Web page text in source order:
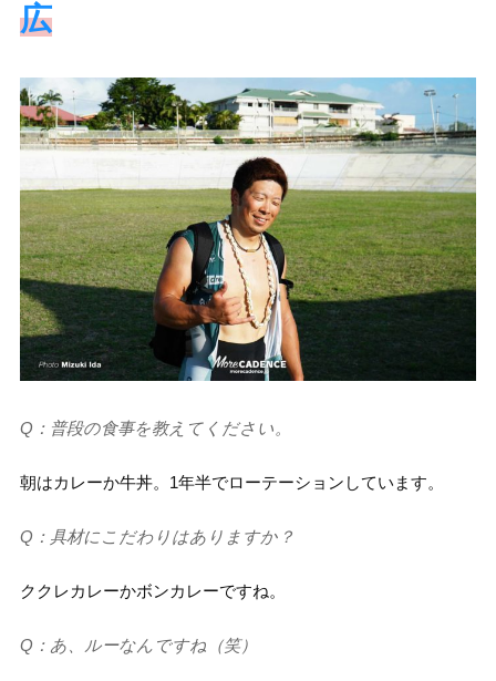
広
Q：普段の食事を教えてください。
朝はカレーか牛丼。1年半でローテーションしています。
Q：具材にこだわりはありますか？
ククレカレーかボンカレーですね。
Q：あ、ルーなんですね（笑）